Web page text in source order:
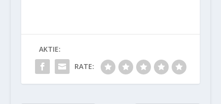
AKTIE:
RATE: